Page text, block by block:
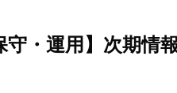
守・運用】次期情